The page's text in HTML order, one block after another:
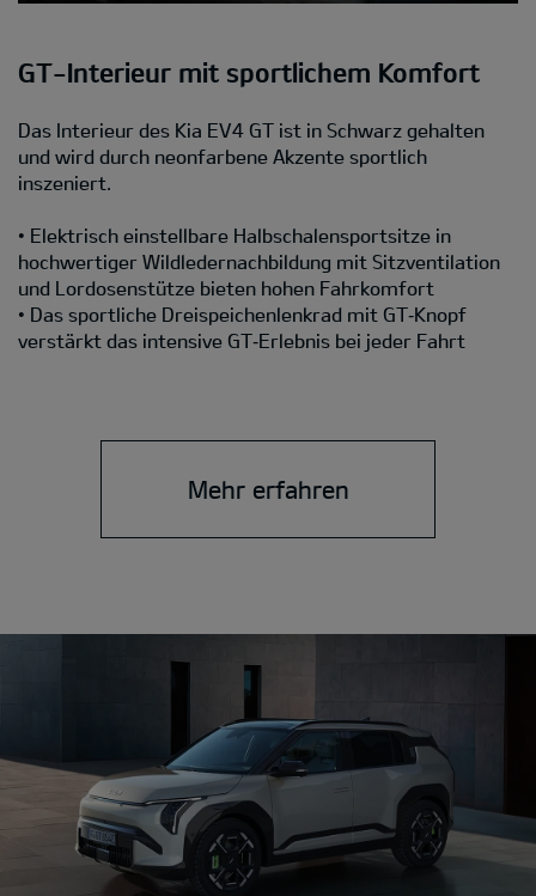
GT-Interieur mit sportlichem Komfort
Das Interieur des Kia EV4 GT ist in Schwarz gehalten
und wird durch neonfarbene Akzente sportlich
inszeniert.
• Elektrisch einstellbare Halbschalensportsitze in
hochwertiger Wildledernachbildung mit Sitzventilation
und Lordosenstütze bieten hohen Fahrkomfort
• Das sportliche Dreispeichenlenkrad mit GT‑Knopf
verstärkt das intensive GT‑Erlebnis bei jeder Fahrt
Mehr erfahren